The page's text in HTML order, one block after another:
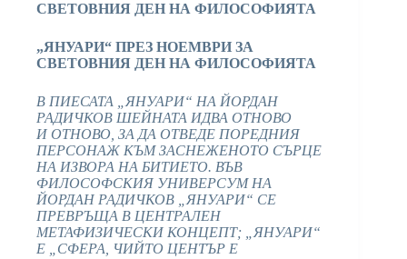
СВЕТОВНИЯ ДЕН НА ФИЛОСОФИЯТА
„ЯНУАРИ“ ПРЕЗ НОЕМВРИ ЗА
СВЕТОВНИЯ ДЕН НА ФИЛОСОФИЯТА
В ПИЕСАТА „ЯНУАРИ“ НА ЙОРДАН
РАДИЧКОВ ШЕЙНАТА ИДВА ОТНОВО
И ОТНОВО, ЗА ДА ОТВЕДЕ ПОРЕДНИЯ
ПЕРСОНАЖ КЪМ ЗАСНЕЖЕНОТО СЪРЦЕ
НА ИЗВОРА НА БИТИЕТО. ВЪВ
ФИЛОСОФСКИЯ УНИВЕРСУМ НА
ЙОРДАН РАДИЧКОВ „ЯНУАРИ“ СЕ
ПРЕВРЪЩА В ЦЕНТРАЛЕН
МЕТАФИЗИЧЕСКИ КОНЦЕПТ; „ЯНУАРИ“
Е „СФЕРА, ЧИЙТО ЦЕНТЪР Е